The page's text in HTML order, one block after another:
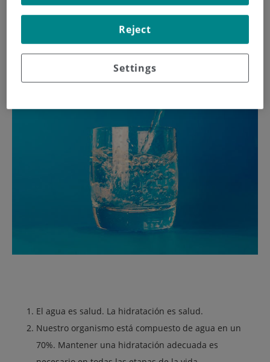
Para dar a conocer las claves de la buena hidratación, la
Dra. Raquel Nogués, de la Unidad de Nutrición de Centro
Médico Teknon, ha elaborado una lista con 10
recomendaciones para una buena hidratación.
El agua es salud. La hidratación es salud.
Nuestro organismo está compuesto de agua en un
70%. Mantener una hidratación adecuada es
Settings
Reject